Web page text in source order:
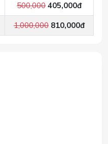
500,000 405,000đ
1,000,000 810,000đ